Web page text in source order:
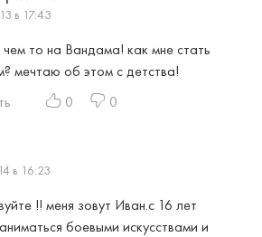
в 17:43
то на Вандама! как мне стать
мечтаю об этом с детства!
0 0
в 16:23
!! меня зовут Иван.с 16 лет
боевыми искусствами и